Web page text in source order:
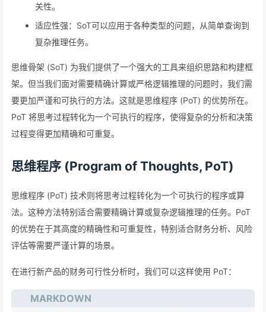
关性。
适应性强：SoT可以应用于各种类型的问题，从简单查询到
复杂推理任务。
思维骨架 (SoT) 为我们提供了一个强大的工具来组织思路和构建框
架。但当我们面对需要精确计算或严格逻辑推理的问题时，我们需
要更加严谨和可执行的方法。这就是思维程序 (PoT) 的优势所在。
PoT 将思考过程转化为一个可执行的程序，使得复杂的分析和决策
过程变得更加精确和可重复。
思维程序 (Program of Thoughts, PoT)
思维程序 (PoT) 技术则将思考过程转化为一个可执行的程序或算
法。这种方法特别适合需要精确计算或复杂逻辑推理的任务。PoT
的优势在于其高度的精确性和可重复性，特别适合财务分析、风险
评估等需要严谨计算的场景。
在进行新产品的财务可行性分析时，我们可以这样使用 PoT：
MARKDOWN